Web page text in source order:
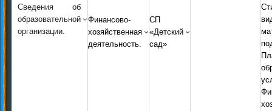
Сведения об
образовательной
организации.
Финансово-
хозяйственная
деятельность.
СП
«Детский
сад»